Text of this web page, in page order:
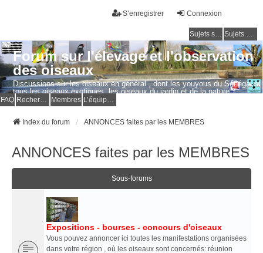
Connexion
S’enregistrer
Sujets sans réponse Sujets actifs
Forum sur l'élevage et l'observation
des oiseaux
Discussions sur les oiseaux en général , dont les youyous du Sénégal et
tous les oiseaux exotiques, les oiseaux du jardin et de la nature.
Questions, photos, expériences.
FAQ Membres
Index du forum ANNONCES faites par les MEMBRES
ANNONCES faites par les MEMBRES
Sous-forums
Expositions - bourses - concours d'oiseaux
Vous pouvez annoncer ici toutes les manifestations organisées
dans votre région , où les oiseaux sont concernés: réunion